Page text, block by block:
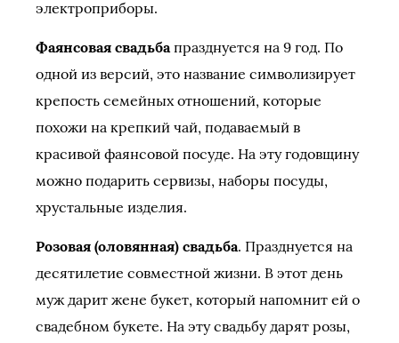
электроприборы.
Фаянсовая свадьбапразднуется на 9 год. По
одной из версий, это название символизирует
крепость семейных отношений, которые
похожи на крепкий чай, подаваемый в
красивой фаянсовой посуде. На эту годовщину
можно подарить сервизы, наборы посуды,
хрустальные изделия.
Розовая (оловянная) свадьба. Празднуется на
десятилетие совместной жизни. В этот день
муж дарит жене букет, который напомнит ей о
свадебном букете. На эту свадьбу дарят розы,